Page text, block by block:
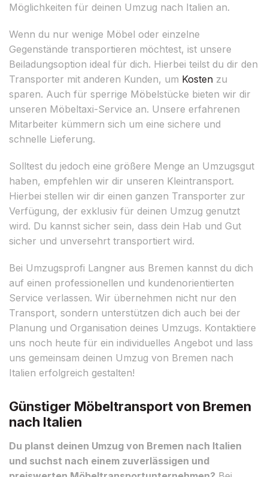
Möglichkeiten für deinen Umzug nach Italien an.
Wenn du nur wenige Möbel oder einzelne
Gegenstände transportieren möchtest, ist unsere
Beiladungsoption ideal für dich. Hierbei teilst du dir den
Transporter mit anderen Kunden, um Kosten zu
sparen. Auch für sperrige Möbelstücke bieten wir dir
unseren Möbeltaxi-Service an. Unsere erfahrenen
Mitarbeiter kümmern sich um eine sichere und
schnelle Lieferung.
Solltest du jedoch eine größere Menge an Umzugsgut
haben, empfehlen wir dir unseren Kleintransport.
Hierbei stellen wir dir einen ganzen Transporter zur
Verfügung, der exklusiv für deinen Umzug genutzt
wird. Du kannst sicher sein, dass dein Hab und Gut
sicher und unversehrt transportiert wird.
Bei Umzugsprofi Langner aus Bremen kannst du dich
auf einen professionellen und kundenorientierten
Service verlassen. Wir übernehmen nicht nur den
Transport, sondern unterstützen dich auch bei der
Planung und Organisation deines Umzugs. Kontaktiere
uns noch heute für ein individuelles Angebot und lass
uns gemeinsam deinen Umzug von Bremen nach
Italien erfolgreich gestalten!
Günstiger Möbeltransport von Bremen
nach Italien
Du planst deinen Umzug von Bremen nach Italien
und suchst nach einem zuverlässigen und